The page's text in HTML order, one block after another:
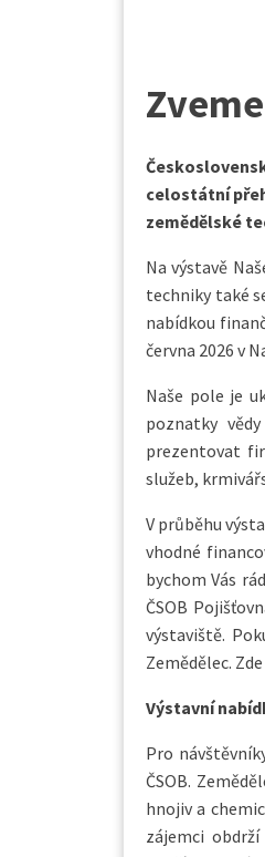
celostátní
zemědělské
Na výstavě
techniky také
nabídkou
června 2026 v
Naše pole je
poznatky
prezentovat
služeb,
V průběhu
vhodné
bychom Vás
ČSOB
výstaviště.
Zemědělec.
Výstavní
Pro
ČSOB.
hnojiv a
zájemci